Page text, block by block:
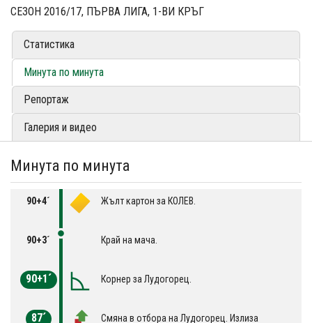
СЕЗОН 2016/17, ПЪРВА ЛИГА, 1-ВИ КРЪГ
Статистика
Минута по минута
Репортаж
Галерия и видео
Минута по минута
90+4´ Жълт картон за КОЛЕВ.
90+3´ Край на мача.
90+1´ Корнер за Лудогорец.
87´
Смяна в отбора на Лудогорец. Излиза